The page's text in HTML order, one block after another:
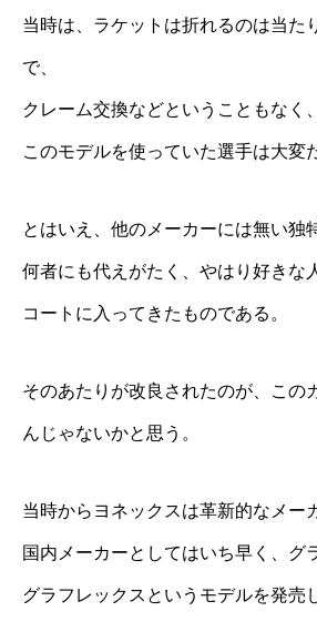
当時は、ラケットは折れるのは当た
で、
クレーム交換などということもなく、
このモデルを使っていた選手は大変
とはいえ、他のメーカーには無い独
何者にも代えがたく、やはり好きな
コートに入ってきたものである。
そのあたりが改良されたのが、この
んじゃないかと思う。
当時からヨネックスは革新的なメー
国内メーカーとしてはいち早く、グ
グラフレックスというモデルを発売